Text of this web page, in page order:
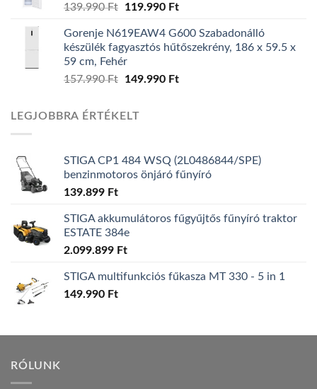
139.990Ft
Original
was:
139.990 Ft.
119.990 FtCurrent
is:
119.990 Ft.
Gorenje N619EAW4 G600 Szabadonálló
készülék fagyasztós hűtőszekrény, 186 x 59.5 x
59 cm, Fehér
157.990Ft
Original
149.990 FtCurrent
LEGJOBBRA ÉRTÉKELT
STIGA CP1 484 WSQ (2L0486844/SPE)
benzinmotoros önjáró fűnyíró
139.899 Ft
STIGA akkumulátoros fűgyűjtős fűnyíró traktor
ESTATE 384e
2.099.899 Ft
STIGA multifunkciós fűkasza MT 330 - 5 in 1
149.990 Ft
RÓLUNK